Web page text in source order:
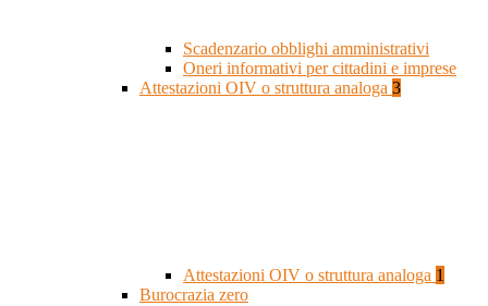
Scadenzario obblighi amministrativi
Oneri informativi per cittadini e imprese
Attestazioni OIV o struttura analoga 3
Attestazioni OIV o struttura analoga 1
Burocrazia zero